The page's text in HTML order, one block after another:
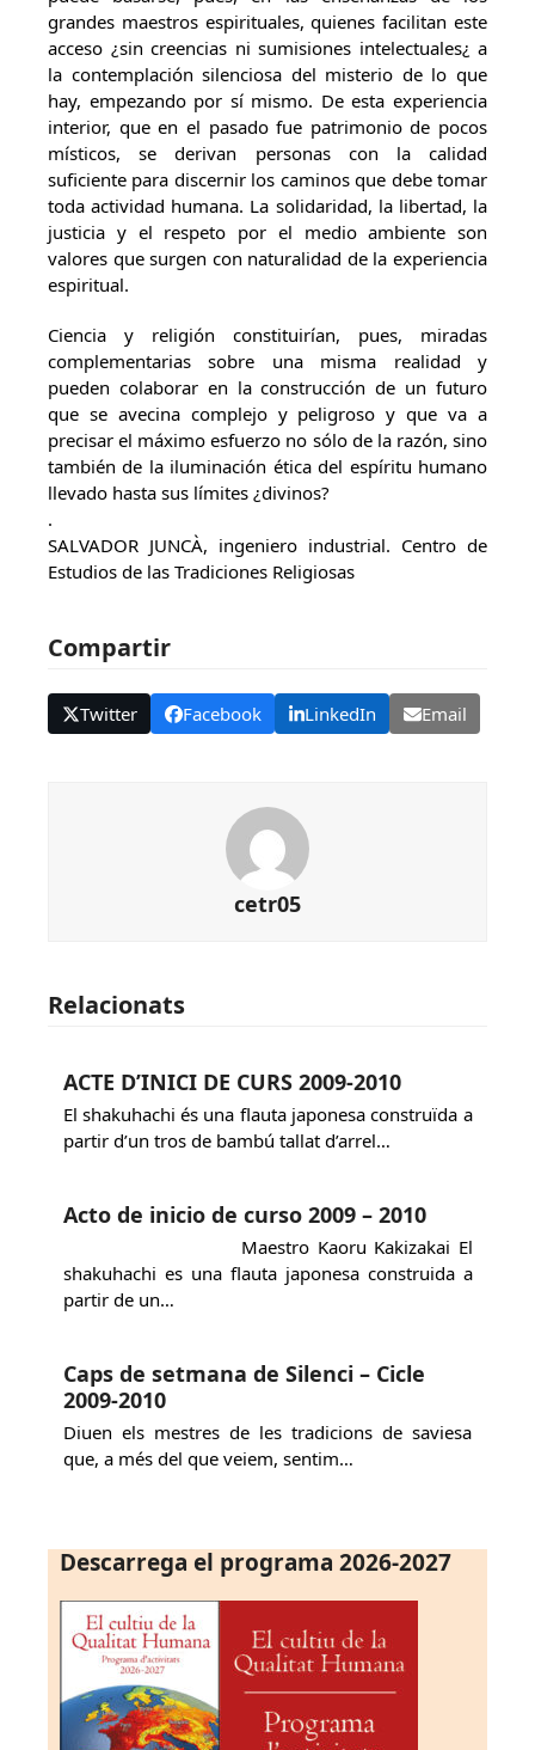
grandes maestros espirituales, quienes facilitan este
acceso ¿sin creencias ni sumisiones intelectuales¿ a
la contemplación silenciosa del misterio de lo que
hay, empezando por sí mismo. De esta experiencia
interior, que en el pasado fue patrimonio de pocos
místicos, se derivan personas con la calidad
suficiente para discernir los caminos que debe tomar
toda actividad humana. La solidaridad, la libertad, la
justicia y el respeto por el medio ambiente son
valores que surgen con naturalidad de la experiencia
espiritual.
Ciencia y religión constituirían, pues, miradas
complementarias sobre una misma realidad y
pueden colaborar en la construcción de un futuro
que se avecina complejo y peligroso y que va a
precisar el máximo esfuerzo no sólo de la razón, sino
también de la iluminación ética del espíritu humano
llevado hasta sus límites ¿divinos?
.
SALVADOR JUNCÀ, ingeniero industrial. Centro de
Estudios de las Tradiciones Religiosas
Compartir
Twitter Facebook LinkedIn Email
cetr05
Relacionats
ACTE D’INICI DE CURS 2009-2010
El shakuhachi és una flauta japonesa construïda a
partir d’un tros de bambú tallat d’arrel…
Acto de inicio de curso 2009 – 2010
Maestro Kaoru Kakizakai El
shakuhachi es una flauta japonesa construida a
partir de un…
Caps de setmana de Silenci – Cicle
2009-2010
Diuen els mestres de les tradicions de saviesa
que, a més del que veiem, sentim…
Descarrega el programa 2026-2027